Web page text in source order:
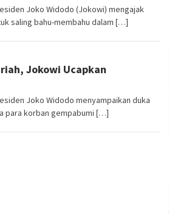
Joko Widodo (Jokowi) mengajak
saling bahu-membahu dalam […]
Jokowi Ucapkan
Joko Widodo menyampaikan duka
para korban gempabumi […]